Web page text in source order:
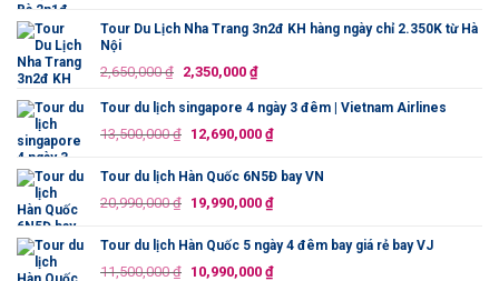
là:
tại
1,150,000 ₫.
Tour Du Lịch Nha Trang 3n2đ KH hàng ngày chỉ 2.350K từ Hà
Nội
2,650,000₫ Giá
là:
2,650,000 ₫.
2,350,000 ₫Giá
tại
là:
Tour du lịch singapore 4 ngày 3 đêm | Vietnam Airlines
13,500,000₫ Giá
là:
13,500,000 ₫.
12,690,000 ₫Giá
tại
là:
Tour du lịch Hàn Quốc 6N5Đ bay VN
20,990,000₫ Giá
là:
20,990,000 ₫.
19,990,000 ₫Giá
tại
là:
Tour du lịch Hàn Quốc 5 ngày 4 đêm bay giá rẻ bay VJ
11,500,000₫ Giá
10,990,000 ₫Giá